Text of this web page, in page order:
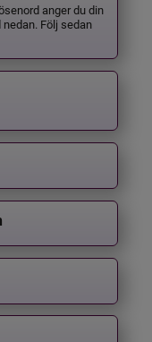
anger du din
Följ sedan